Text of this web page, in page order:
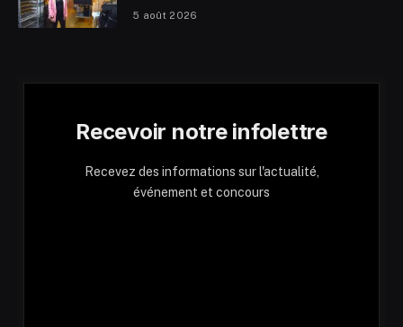
5 août 2026
Recevoir notre infolettre
Recevez des informations sur l'actualité,
événement et concours